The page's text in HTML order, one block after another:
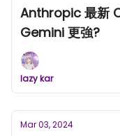
Anthropic 最新
Gemini 更強?
lazy kar
Mar 03, 2024